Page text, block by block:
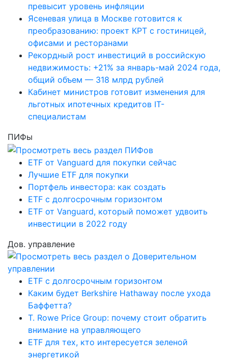
превысит уровень инфляции
Ясеневая улица в Москве готовится к
преобразованию: проект КРТ с гостиницей,
офисами и ресторанами
Рекордный рост инвестиций в российскую
недвижимость: +21% за январь-май 2024 года,
общий объем — 318 млрд рублей
Кабинет министров готовит изменения для
льготных ипотечных кредитов IT-
специалистам
ПИФы
ETF от Vanguard для покупки сейчас
Лучшие ETF для покупки
Портфель инвестора: как создать
ETF с долгосрочным горизонтом
ETF от Vanguard, который поможет удвоить
инвестиции в 2022 году
Дов. управление
ETF с долгосрочным горизонтом
Каким будет Berkshire Hathaway после ухода
Баффетта?
T. Rowe Price Group: почему стоит обратить
внимание на управляющего
ETF для тех, кто интересуется зеленой
энергетикой